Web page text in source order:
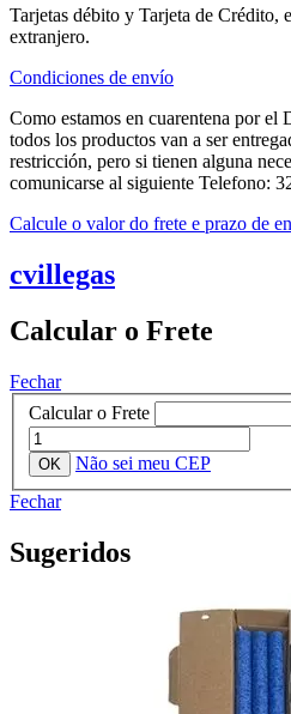
Tarjetas débito y Tarjeta de Crédito,
extranjero.
Condiciones de envío
Como estamos en cuarentena por
todos los productos van a ser
restricción, pero si tienen alguna
comunicarse al siguiente Telefono:
Calcule o valor do frete e prazo de
cvillegas
Calcular o Frete
Fechar
Calcular o Frete
Não sei meu CEP
Fechar
Sugeridos